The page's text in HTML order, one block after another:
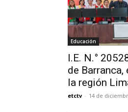
Educación
I.E. N.°
de
la región
etctv - 14 de